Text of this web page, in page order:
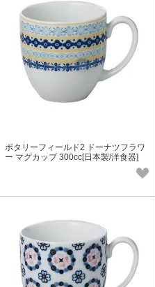
ポタリーフィールド2 ドーナツフラワ
ー マグカップ 300cc[日本製/洋食器]